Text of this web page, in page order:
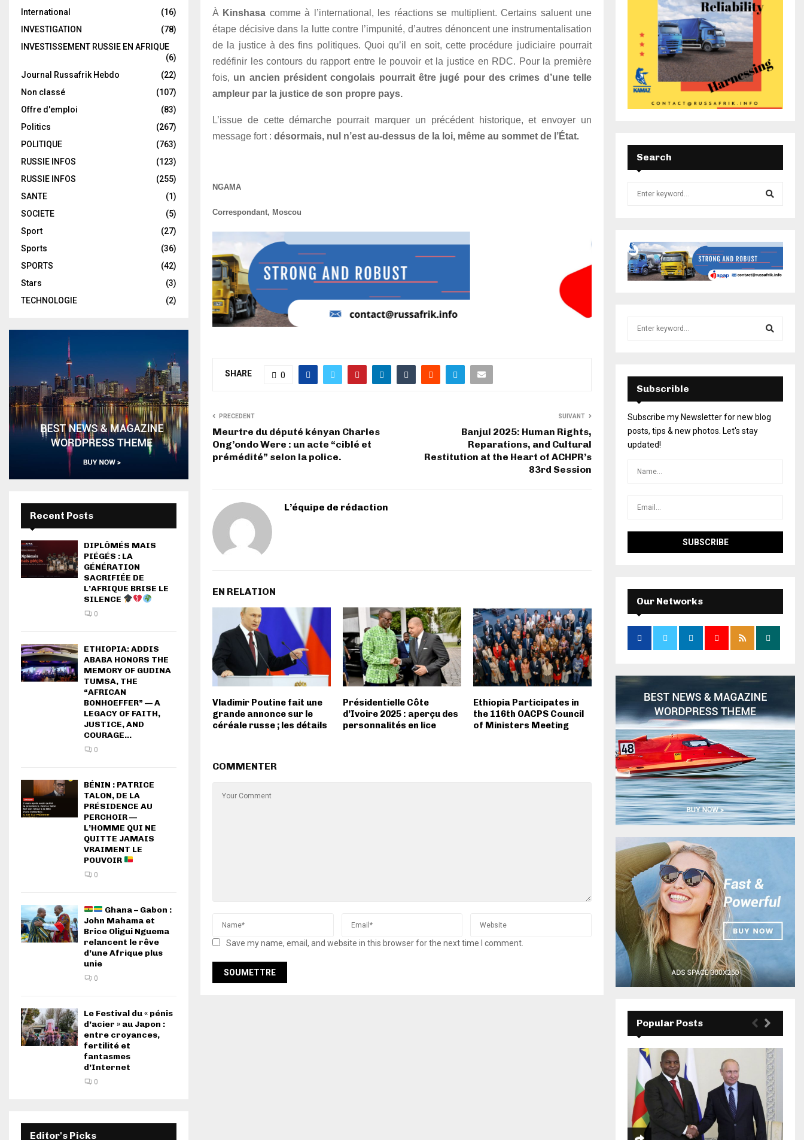
À Kinshasa comme à l’international, les réactions se multiplient. Certains saluent une
étape décisive dans la lutte contre l’impunité, d’autres dénoncent une instrumentalisation
de la justice à des fins politiques. Quoi qu’il en soit, cette procédure judiciaire pourrait
redéfinir les contours du rapport entre le pouvoir et la justice en RDC. Pour la première
fois, un ancien président congolais pourrait être jugé pour des crimes d’une telle
ampleur par la justice de son propre pays.
L’issue de cette démarche pourrait marquer un précédent historique, et envoyer un
message fort : désormais, nul n’est au-dessus de la loi, même au sommet de l’État.
NGAMA
Correspondant, Moscou
SHARE 0
PRECEDENT
Meurtre du député kényan Charles
Ong’ondo Were : un acte “ciblé et
prémédité” selon la police.
SUIVANT
Banjul 2025: Human Rights,
Reparations, and Cultural
Restitution at the Heart of ACHPR’s
83rd Session
L’équipe de rédaction
EN RELATION
Vladimir Poutine fait une
grande annonce sur le
céréale russe ; les détails
Présidentielle Côte
d’Ivoire 2025 : aperçu des
personnalités en lice
Ethiopia Participates in
the 116th OACPS Council
of Ministers Meeting
COMMENTER
Save my name, email, and website in this browser for the next time I comment.
International
(16)
INVESTIGATION
(78)
INVESTISSEMENT RUSSIE EN AFRIQUE
(6)
Journal Russafrik Hebdo
(22)
Non classé
(107)
Offre d'emploi
(83)
Politics
(267)
POLITIQUE
(763)
RUSSIE INFOS
(123)
RUSSIE INFOS
(255)
SANTE
(1)
SOCIETE
(5)
Sport
(27)
Sports
(36)
SPORTS
(42)
Stars
(3)
TECHNOLOGIE
(2)
Recent Posts
DIPLÔMÉS MAIS
PIÉGÉS : LA
GÉNÉRATION
SACRIFIÉE DE
L’AFRIQUE BRISE LE
SILENCE
0
ETHIOPIA: ADDIS
ABABA HONORS THE
MEMORY OF GUDINA
TUMSA, THE
“AFRICAN
BONHOEFFER” — A
LEGACY OF FAITH,
JUSTICE, AND
COURAGE...
0
BÉNIN : PATRICE
TALON, DE LA
PRÉSIDENCE AU
PERCHOIR —
L’HOMME QUI NE
QUITTE JAMAIS
VRAIMENT LE
POUVOIR
0
Ghana – Gabon :
John Mahama et
Brice Oligui Nguema
relancent le rêve
d’une Afrique plus
unie
0
Le Festival du « pénis
d’acier » au Japon :
entre croyances,
fertilité et
fantasmes
d’Internet
0
Editor's Picks
Search
Subscrible
Subscribe my Newsletter for new blog
posts, tips & new photos. Let's stay
updated!
Our Networks
Popular Posts